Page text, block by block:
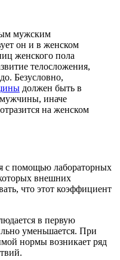
мужским
он и в женском
женского пола
телосложения,
Безусловно,
должен быть в
мужчины, иначе
на женском
с помощью лабораторных
внешних
что этот коэффициент
в первую
уменьшается. При
нормы возникает ряд